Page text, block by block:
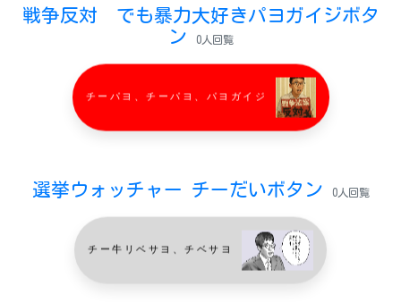
戦争反対 でも暴力大好きパヨガイジボタ
ン
0人回覧
チーパヨ、チーパヨ、パヨガイジ
選挙ウォッチャー チーだいボタン 0人回覧
チー牛リベサヨ、チベサヨ